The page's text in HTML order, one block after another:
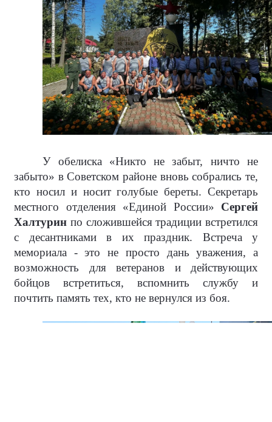
У обелиска «Никто не забыт, ничто не
забыто» в Советском районе вновь собрались те,
кто носил и носит голубые береты. Секретарь
местного отделения «Единой России» Сергей
Халтурин по сложившейся традиции встретился
с десантниками в их праздник. Встреча у
мемориала - это не просто дань уважения, а
возможность для ветеранов и действующих
бойцов встретиться, вспомнить службу и
почтить память тех, кто не вернулся из боя.